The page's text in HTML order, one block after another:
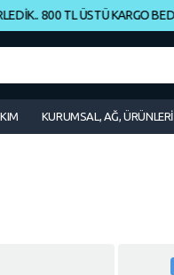
800 TL ÜSTÜ KARGO BEDAVA
KURUMSAL, AĞ, ÜRÜNLERİ